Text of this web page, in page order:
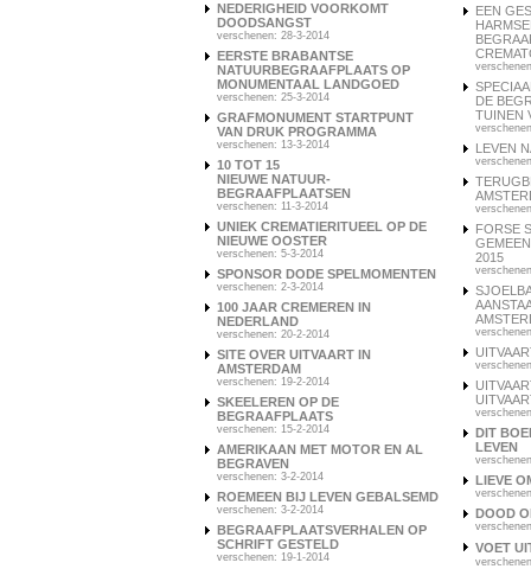
NEDERIGHEID VOORKOMT
DOODSANGST
verschenen: 28-3-2014
EERSTE BRABANTSE
NATUURBEGRAAFPLAATS OP
MONUMENTAAL LANDGOED
verschenen: 25-3-2014
GRAFMONUMENT STARTPUNT
VAN DRUK PROGRAMMA
verschenen: 13-3-2014
10 TOT 15
NIEUWE NATUUR-
BEGRAAFPLAATSEN
verschenen: 11-3-2014
UNIEK CREMATIERITUEEL OP DE
NIEUWE OOSTER
verschenen: 5-3-2014
SPONSOR DODE SPELMOMENTEN
verschenen: 2-3-2014
100 JAAR CREMEREN IN
NEDERLAND
verschenen: 20-2-2014
SITE OVER UITVAART IN
AMSTERDAM
verschenen: 19-2-2014
SKEELEREN OP DE
BEGRAAFPLAATS
verschenen: 15-2-2014
AMERIKAAN MET MOTOR EN AL
BEGRAVEN
verschenen: 3-2-2014
ROEMEEN BIJ LEVEN GEBALSEMD
verschenen: 3-2-2014
BEGRAAFPLAATSVERHALEN OP
SCHRIFT GESTELD
verschenen: 19-1-2014
EEN
DE
TUINEN
LEVEN
FORSE
2015
DIT
LEVEN
LIEVE
DOOD
VOET